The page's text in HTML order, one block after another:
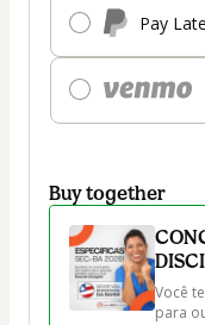
Pay
Buy together
Você
para